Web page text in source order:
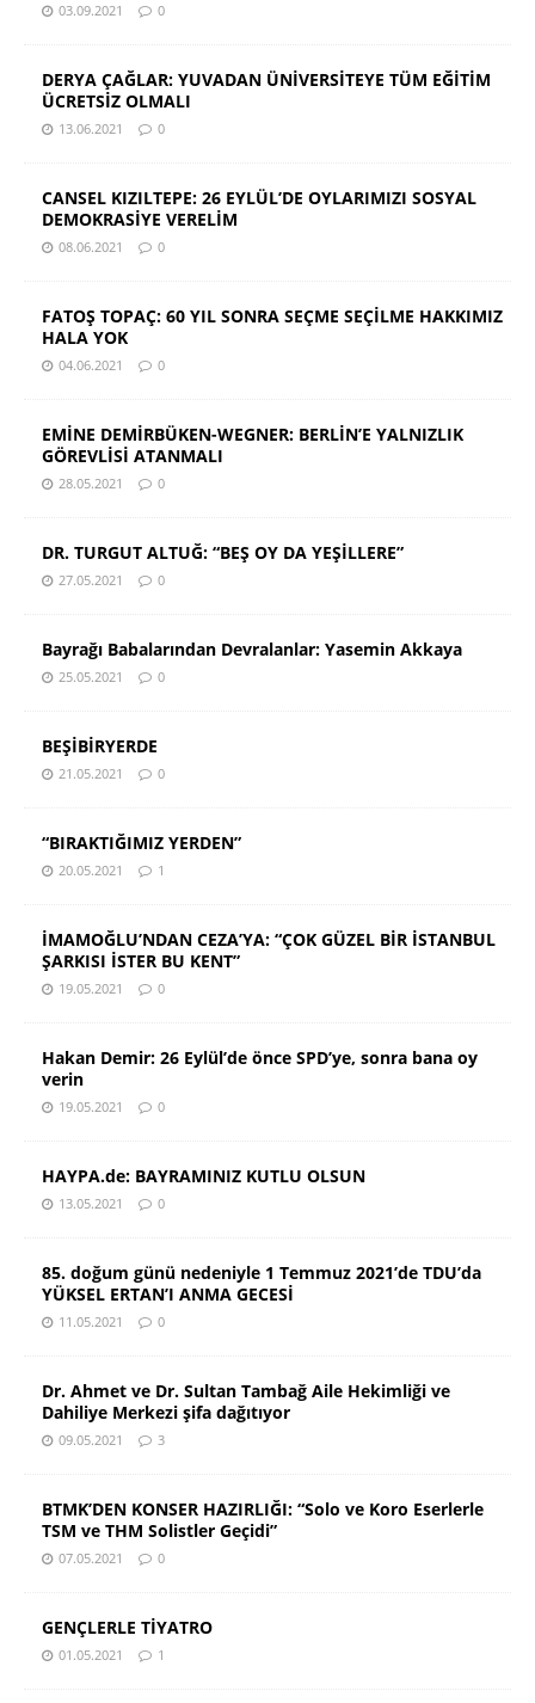
03.09.2021 0
DERYA ÇAĞLAR: YUVADAN ÜNİVERSİTEYE TÜM EĞİTİM
ÜCRETSİZ OLMALI
13.06.2021 0
CANSEL KIZILTEPE: 26 EYLÜL’DE OYLARIMIZI SOSYAL
DEMOKRASİYE VERELİM
08.06.2021 0
FATOŞ TOPAÇ: 60 YIL SONRA SEÇME SEÇİLME HAKKIMIZ
HALA YOK
04.06.2021 0
EMİNE DEMİRBÜKEN-WEGNER: BERLİN’E YALNIZLIK
GÖREVLİSİ ATANMALI
28.05.2021 0
DR. TURGUT ALTUĞ: “BEŞ OY DA YEŞİLLERE”
27.05.2021 0
Bayrağı Babalarından Devralanlar: Yasemin Akkaya
25.05.2021 0
BEŞİBİRYERDE
21.05.2021 0
“BIRAKTIĞIMIZ YERDEN”
20.05.2021 1
İMAMOĞLU’NDAN CEZA’YA: “ÇOK GÜZEL BİR İSTANBUL
ŞARKISI İSTER BU KENT”
19.05.2021 0
Hakan Demir: 26 Eylül’de önce SPD’ye, sonra bana oy
verin
19.05.2021 0
HAYPA.de: BAYRAMINIZ KUTLU OLSUN
13.05.2021 0
85. doğum günü nedeniyle 1 Temmuz 2021’de TDU’da
YÜKSEL ERTAN’I ANMA GECESİ
11.05.2021 0
Dr. Ahmet ve Dr. Sultan Tambağ Aile Hekimliği ve
Dahiliye Merkezi şifa dağıtıyor
09.05.2021 3
BTMK’DEN KONSER HAZIRLIĞI: “Solo ve Koro Eserlerle
TSM ve THM Solistler Geçidi”
07.05.2021 0
GENÇLERLE TİYATRO
01.05.2021 1